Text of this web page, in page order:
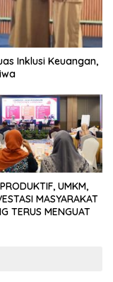
Inklusi Keuangan,
UMKM,
MASYARAKAT
TERUS MENGUAT